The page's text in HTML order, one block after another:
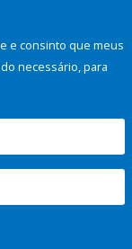
e consinto que meus
necessário, para